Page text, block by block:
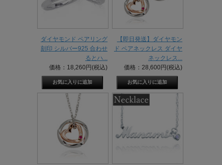
ダイヤモンド ペアリング
刻印 シルバー925 合わせ
るとハ...
価格：18,260円(税込)
【即日発送】ダイヤモン
ド ペアネックレス ダイヤ
ネックレス...
価格：28,600円(税込)